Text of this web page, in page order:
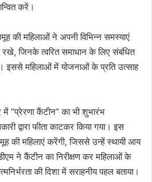
करें।
की महिलाओं ने अपनी विभिन्न समस्याएं
जिनके त्वरित समाधान के लिए संबंधित
इससे महिलाओं में योजनाओं के प्रति उत्साह
“प्रेरणा कैंटीन” का भी शुभारंभ
द्वारा फीता काटकर किया गया। इस
की महिलाएं करेंगी, जिससे उन्हें स्थायी आय
ने कैंटीन का निरीक्षण कर महिलाओं के
की दिशा में सराहनीय पहल बताया।